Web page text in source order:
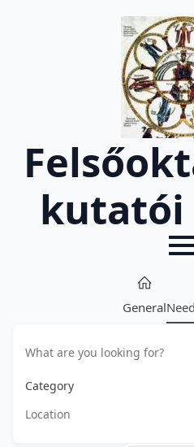
General
Category